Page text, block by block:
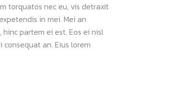
torquatos nec eu, vis detraxit
in mei. Mei an
partem ei est. Eos ei nisl
consequat an. Eius lorem